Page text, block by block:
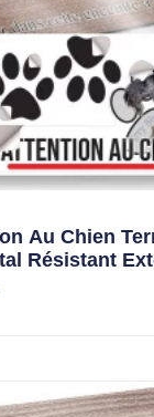
Au Chien
Résistant